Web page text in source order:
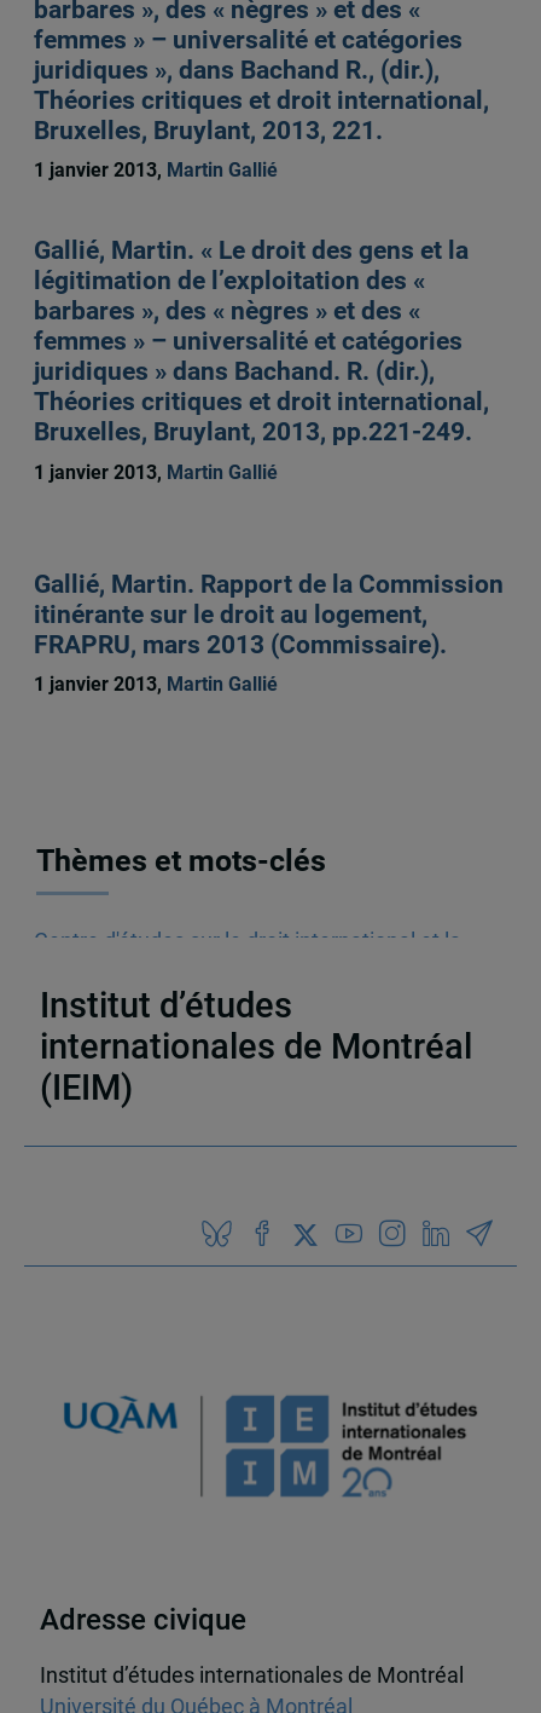
barbares », des « nègres » et des «
femmes » – universalité et catégories
juridiques », dans Bachand R., (dir.),
Théories critiques et droit international,
Bruxelles, Bruylant, 2013, 221.
1 janvier 2013, Martin Gallié
Gallié, Martin. « Le droit des gens et la
légitimation de l’exploitation des «
barbares », des « nègres » et des «
femmes » – universalité et catégories
juridiques » dans Bachand. R. (dir.),
Théories critiques et droit international,
Bruxelles, Bruylant, 2013, pp.221-249.
1 janvier 2013, Martin Gallié
Gallié, Martin. Rapport de la Commission
itinérante sur le droit au logement,
FRAPRU, mars 2013 (Commissaire).
1 janvier 2013, Martin Gallié
Thèmes et mots-clés
Centre d'études sur le droit international et la
Institut d’études
internationales de Montréal
(IEIM)
Adresse civique
Institut d’études internationales de Montréal
Université du Québec à Montréal